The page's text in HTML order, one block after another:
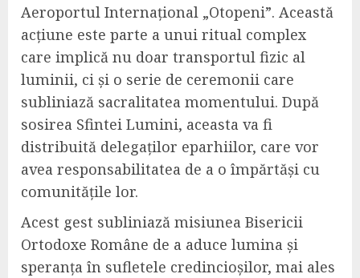
Aeroportul Internațional „Otopeni”. Această
acțiune este parte a unui ritual complex
care implică nu doar transportul fizic al
luminii, ci și o serie de ceremonii care
subliniază sacralitatea momentului. După
sosirea Sfintei Lumini, aceasta va fi
distribuită delegaților eparhiilor, care vor
avea responsabilitatea de a o împărtăși cu
comunitățile lor.
Acest gest subliniază misiunea Bisericii
Ortodoxe Române de a aduce lumina și
speranța în sufletele credincioșilor, mai ales